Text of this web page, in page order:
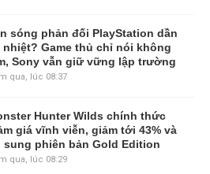
sóng phản đối PlayStation dần
nhiệt? Game thủ chỉ nói không
Sony vẫn giữ vững lập trường
qua, lúc 08:37
Hunter Wilds chính thức
giá vĩnh viễn, giảm tới 43% và
sung phiên bản Gold Edition
qua, lúc 08:29